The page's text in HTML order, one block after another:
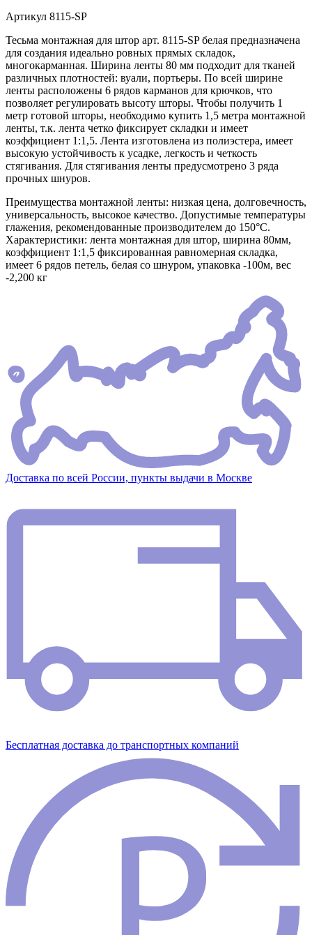
Артикул 8115-SP
Тесьма монтажная для штор арт. 8115-SP белая предназначена
для создания идеально ровных прямых складок,
многокарманная. Ширина ленты 80 мм подходит для тканей
различных плотностей: вуали, портьеры. По всей ширине
ленты расположены 6 рядов карманов для крючков, что
позволяет регулировать высоту шторы. Чтобы получить 1
метр готовой шторы, необходимо купить 1,5 метра монтажной
ленты, т.к. лента четко фиксирует складки и имеет
коэффициент 1:1,5. Лента изготовлена из полиэстера, имеет
высокую устойчивость к усадке, легкость и четкость
стягивания. Для стягивания ленты предусмотрено 3 ряда
прочных шнуров.
Преимущества монтажной ленты: низкая цена, долговечность,
универсальность, высокое качество. Допустимые температуры
глажения, рекомендованные производителем до 150°C.
Характеристики: лента монтажная для штор, ширина 80мм,
коэффициент 1:1,5 фиксированная равномерная складка,
имеет 6 рядов петель, белая со шнуром, упаковка -100м, вес
-2,200 кг
Доставка по всей России, пункты выдачи в Москве
Бесплатная доставка до транспортных компаний